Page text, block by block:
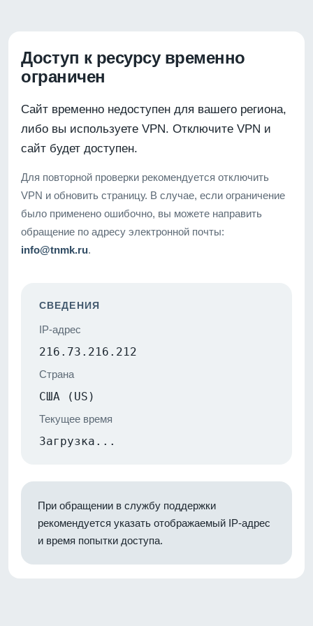
Доступ к ресурсу временно
ограничен
Сайт временно недоступен для вашего региона,
либо вы используете VPN. Отключите VPN и
сайт будет доступен.
Для повторной проверки рекомендуется отключить
VPN и обновить страницу. В случае, если ограничение
было применено ошибочно, вы можете направить
обращение по адресу электронной почты:
info@tnmk.ru.
СВЕДЕНИЯ
IP-адрес
216.73.216.212
Страна
США (US)
Текущее время
Загрузка...
При обращении в службу поддержки
рекомендуется указать отображаемый IP-адрес
и время попытки доступа.